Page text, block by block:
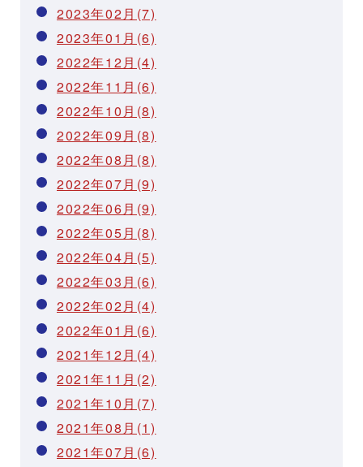
2023年02月(7)
2023年01月(6)
2022年12月(4)
2022年11月(6)
2022年10月(8)
2022年09月(8)
2022年08月(8)
2022年07月(9)
2022年06月(9)
2022年05月(8)
2022年04月(5)
2022年03月(6)
2022年02月(4)
2022年01月(6)
2021年12月(4)
2021年11月(2)
2021年10月(7)
2021年08月(1)
2021年07月(6)